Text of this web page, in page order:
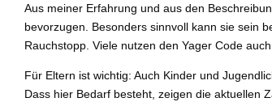
Aus meiner Erfahrung und aus den
bevorzugen. Besonders sinnvoll kann sie sein
Rauchstopp. Viele nutzen den Yager Code
Für Eltern ist wichtig: Auch Kinder und
Dass hier Bedarf besteht, zeigen die aktuellen